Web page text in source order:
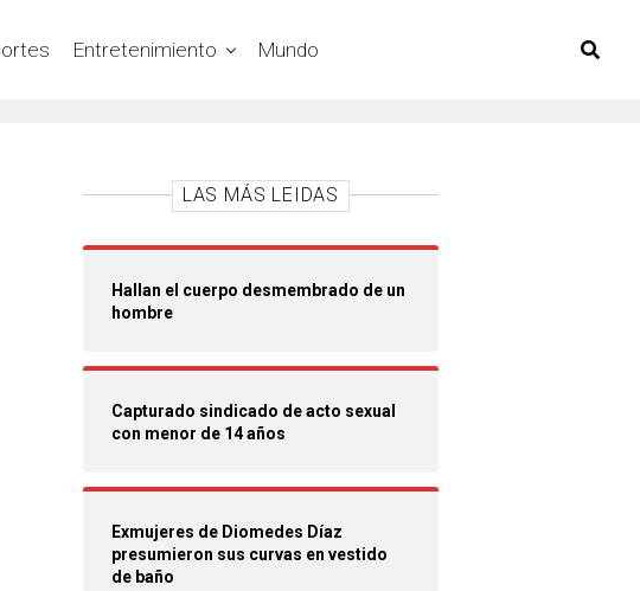
Entretenimiento Mundo
LAS MÁS LEIDAS
Hallan el cuerpo desmembrado de un
hombre
Capturado sindicado de acto sexual
con menor de 14 años
Exmujeres de Diomedes Díaz
presumieron sus curvas en vestido
de baño